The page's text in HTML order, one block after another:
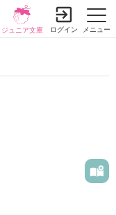
メニュー
ジュニア文庫 ログイン